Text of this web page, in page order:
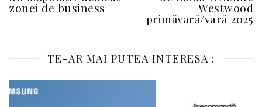
zonei de business Westwood
primăvară/vară 2025
TE-AR MAI PUTEA INTERESA :